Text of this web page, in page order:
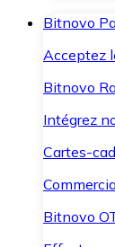
Bitnovo
Acceptez
Bitnovo
Intégrez
Cartes-
Bitnovo